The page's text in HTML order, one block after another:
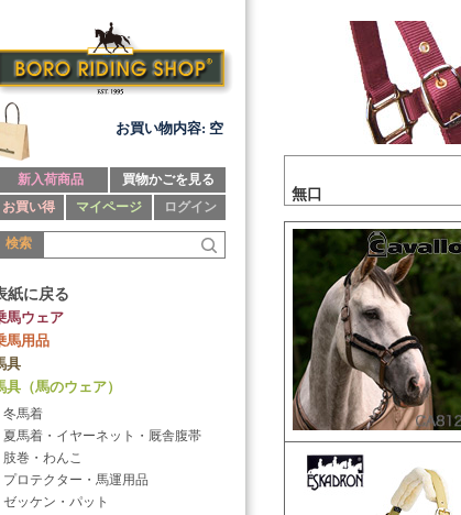
お買い物内容: 空
新入荷商品
買物かごを見る
お買い得
マイページ ログイン
検索
紙に戻る
馬ウェア
馬用品
具
具（馬のウェア）
冬馬着
夏馬着・イヤーネット・厩舎腹帯
肢巻・わんこ
プロテクター・馬運用品
ゼッケン・パット
無口